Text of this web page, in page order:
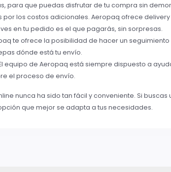
para que puedas disfrutar de tu compra sin
por los costos adicionales. Aeropaq ofrece
en tu pedido es el que pagarás, sin sorpresas.
te ofrece la posibilidad de hacer un
dónde está tu envío.
equipo de Aeropaq está siempre dispuesto a
el proceso de envío.
nunca ha sido tan fácil y conveniente. Si
que mejor se adapta a tus necesidades.